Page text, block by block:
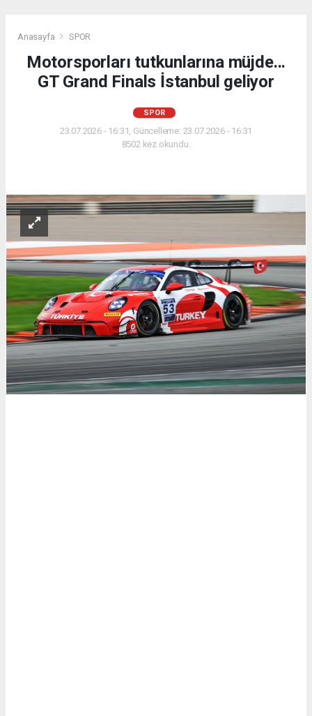
Anasayfa SPOR
Motorsporları tutkunlarına müjde...
GT Grand Finals İstanbul geliyor
SPOR
23.07.2026 - 16:31, Güncelleme: 23.07.2026 - 16:31
8502 kez okundu.